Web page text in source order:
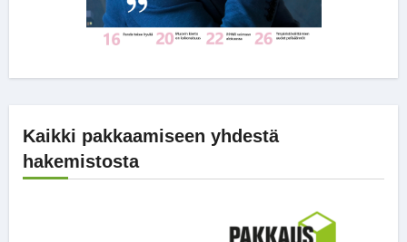
Kaikki pakkaamiseen yhdestä
hakemistosta